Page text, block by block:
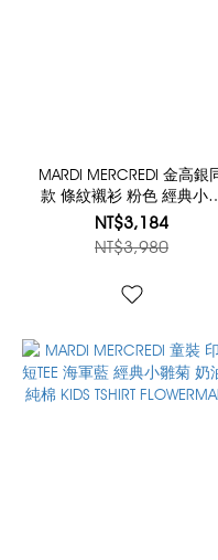
MARDI MERCREDI 金高銀
款 條紋襯衫 粉色 經典小
菊 刺繡藍花 棉質 COTTON
SHIRT STRIPE
NT$3,184
NT$3,980